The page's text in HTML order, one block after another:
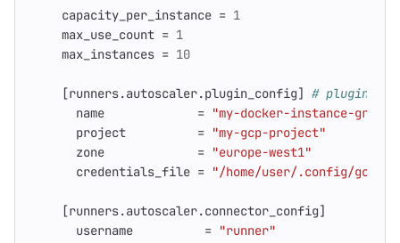
capacity_per_instance = 1
max_use_count = 1
max_instances = 10
[runners.autoscaler.plugin_config] # plugin
name
= "my-docker-instance-group"
project
= "my-gcp-project"
zone
= "europe-west1"
credentials_file = "/home/user/.config/
[runners.autoscaler.connector_config]
username
= "runner"